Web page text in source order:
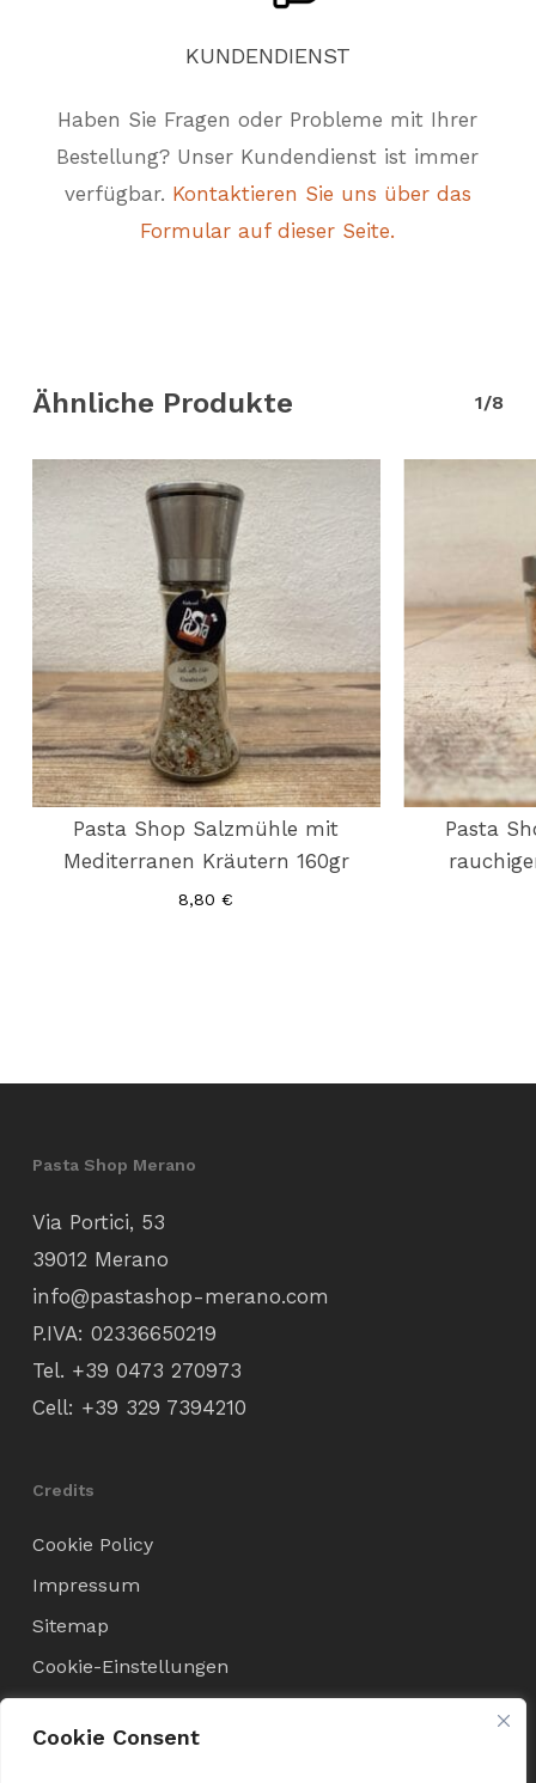
Cookie Consent
KUNDENDIENST
Haben Sie Fragen oder Probleme mit Ihrer
Bestellung? Unser Kundendienst ist immer
verfügbar. Kontaktieren Sie uns über das
Formular auf dieser Seite.
Ähnliche Produkte 1/8
Pasta Shop Salzmühle mit
Mediterranen Kräutern 160gr
8,80€
Pasta
Pasta Shop Merano
Via Portici, 53
39012 Merano
info@pastashop-merano.com
P.IVA: 02336650219
Tel. +39 0473 270973
Cell: +39 329 7394210
Credits
Cookie Policy
Impressum
Sitemap
Cookie-Einstellungen
Verkaufsbedingungen